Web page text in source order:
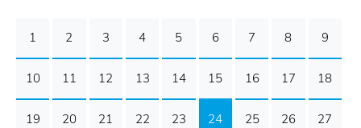
1 2 3 4 5 6 7 8 9
10 11 12 13 14 15 16 17 18
19 20 21 22 23 24 25 26 27